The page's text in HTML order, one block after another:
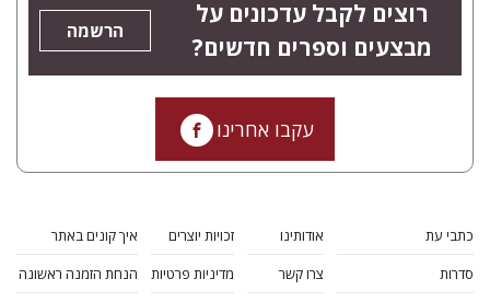
רוצים לקבל עדכונים על
מבצעים וספרים חדשים?
הרשמה
עקבו אחרינו
כתבי עת
סדרות
אודותינו
צרו קשר
זכויות יוצרים
מדיניות פרטיות
איך קונים באתר
הנחת הזמנה ראשונה